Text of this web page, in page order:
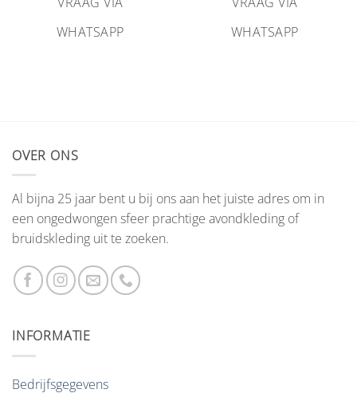
WHATSAPP
WHATSAPP
OVER ONS
Al bijna 25 jaar bent u bij ons aan het juiste adres om in
een ongedwongen sfeer prachtige avondkleding of
bruidskleding uit te zoeken.
INFORMATIE
Bedrijfsgegevens